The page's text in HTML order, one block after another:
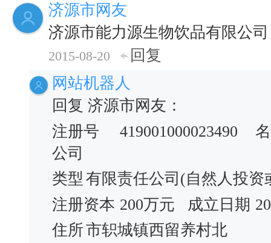
济源市网友
济源市能力源生物饮品有限公司
2015-08-20
回复
网站机器人
回复 济源市网友：
注册号
419001000023490
公司
类型 有限责任公司(自然人投资
注册资本 200万元 成立日期
住所市轵城镇西留养村北